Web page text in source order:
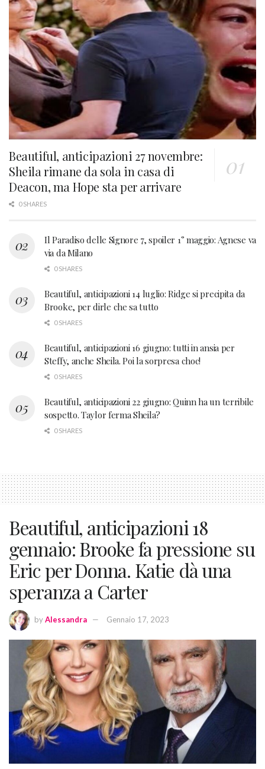
Beautiful, anticipazioni 27 novembre:
Sheila rimane da sola in casa di
Deacon, ma Hope sta per arrivare
0 SHARES
Il Paradiso delle Signore 7, spoiler 1° maggio: Agnese va
via da Milano
0 SHARES
Beautiful, anticipazioni 14 luglio: Ridge si precipita da
Brooke, per dirle che sa tutto
0 SHARES
Beautiful, anticipazioni 16 giugno: tutti in ansia per
Steffy, anche Sheila. Poi la sorpresa choc!
0 SHARES
Beautiful, anticipazioni 22 giugno: Quinn ha un terribile
sospetto. Taylor ferma Sheila?
0 SHARES
Beautiful, anticipazioni 18
gennaio: Brooke fa pressione su
Eric per Donna. Katie dà una
speranza a Carter
byAlessandra Gennaio 17, 2023